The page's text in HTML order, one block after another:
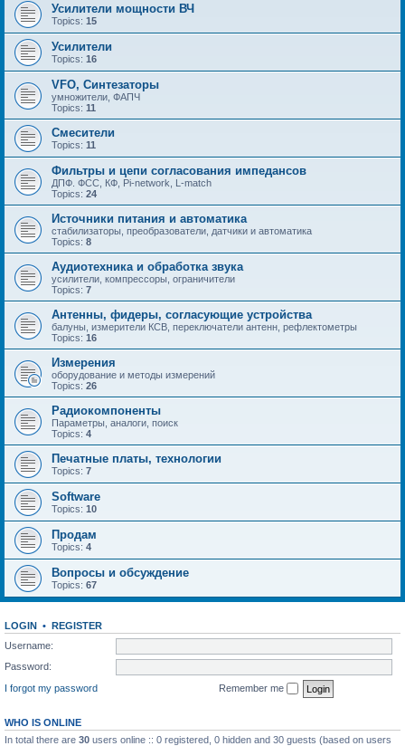
Усилители мощности ВЧ
Topics: 15
Усилители
Topics: 16
VFO, Синтезаторы
умножители, ФАПЧ
Topics: 11
Смесители
Topics: 11
Фильтры и цепи согласования импедансов
ДПФ. ФСС, КФ, Pi-network, L-match
Topics: 24
Источники питания и автоматика
стабилизаторы, преобразователи, датчики и автоматика
Topics: 8
Аудиотехника и обработка звука
усилители, компрессоры, ограничители
Topics: 7
Антенны, фидеры, согласующие устройства
балуны, измерители КСВ, переключатели антенн, рефлектометры
Topics: 16
Измерения
оборудование и методы измерений
Topics: 26
Радиокомпоненты
Параметры, аналоги, поиск
Topics: 4
Печатные платы, технологии
Topics: 7
Software
Topics: 10
Продам
Topics: 4
Вопросы и обсуждение
Topics: 67
LOGIN • REGISTER
Username:
Password:
I forgot my password
Remember me
WHO IS ONLINE
In total there are 30 users online :: 0 registered, 0 hidden and 30 guests (based on users